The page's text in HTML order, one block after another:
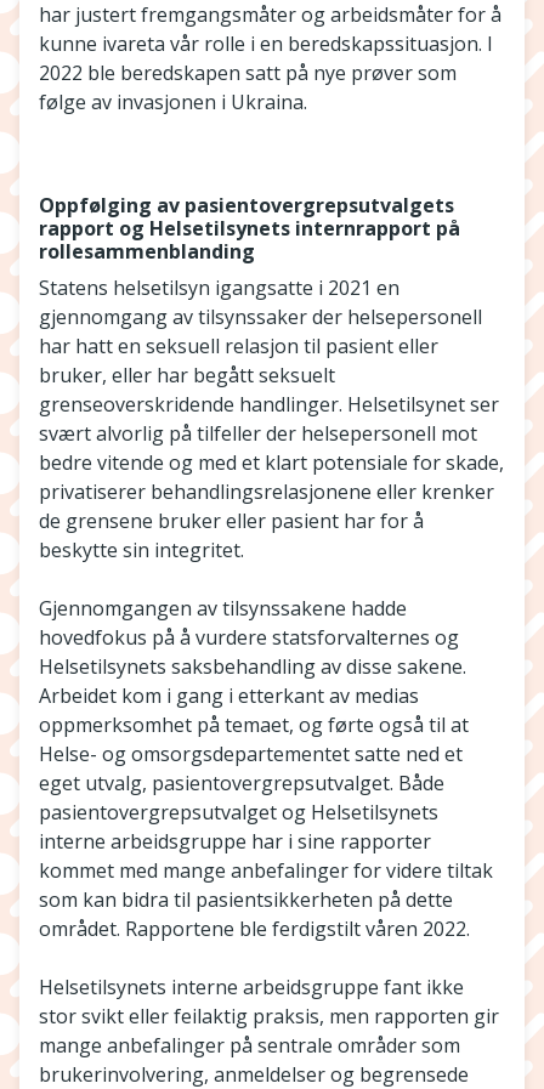
har justert fremgangsmåter og arbeidsmåter for å
kunne ivareta vår rolle i en beredskapssituasjon. I
2022 ble beredskapen satt på nye prøver som
følge av invasjonen i Ukraina.
Oppfølging av pasientovergrepsutvalgets
rapport og Helsetilsynets internrapport på
rollesammenblanding
Statens helsetilsyn igangsatte i 2021 en
gjennomgang av tilsynssaker der helsepersonell
har hatt en seksuell relasjon til pasient eller
bruker, eller har begått seksuelt
grenseoverskridende handlinger. Helsetilsynet ser
svært alvorlig på tilfeller der helsepersonell mot
bedre vitende og med et klart potensiale for skade,
privatiserer behandlingsrelasjonene eller krenker
de grensene bruker eller pasient har for å
beskytte sin integritet.
Gjennomgangen av tilsynssakene hadde
hovedfokus på å vurdere statsforvalternes og
Helsetilsynets saksbehandling av disse sakene.
Arbeidet kom i gang i etterkant av medias
oppmerksomhet på temaet, og førte også til at
Helse- og omsorgsdepartementet satte ned et
eget utvalg, pasientovergrepsutvalget. Både
pasientovergrepsutvalget og Helsetilsynets
interne arbeidsgruppe har i sine rapporter
kommet med mange anbefalinger for videre tiltak
som kan bidra til pasientsikkerheten på dette
området. Rapportene ble ferdigstilt våren 2022.
Helsetilsynets interne arbeidsgruppe fant ikke
stor svikt eller feilaktig praksis, men rapporten gir
mange anbefalinger på sentrale områder som
brukerinvolvering, anmeldelser og begrensede